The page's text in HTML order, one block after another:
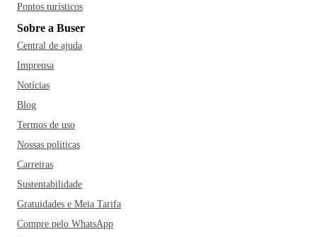
Pontos turísticos
Sobre a Buser
Central de ajuda
Imprensa
Notícias
Blog
Termos de uso
Nossas políticas
Carreiras
Sustentabilidade
Gratuidades e Meia Tarifa
Compre pelo WhatsApp